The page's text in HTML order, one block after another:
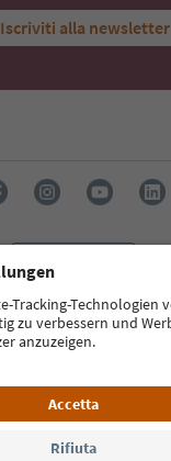
Iscriviti alla newsletter
Südtirol Guide App